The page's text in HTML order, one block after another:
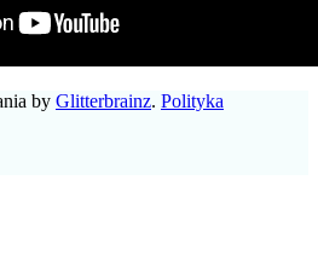
by Glitterbrainz. Polityka